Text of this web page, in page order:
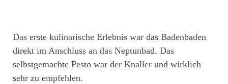
Das erste kulinarische Erlebnis war das Badenbaden
direkt im Anschluss an das Neptunbad. Das
selbstgemachte Pesto war der Knaller und wirklich
sehr zu empfehlen.